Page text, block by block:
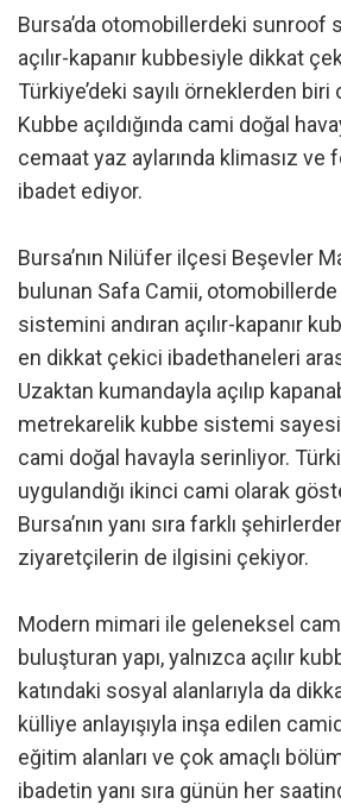
Bursa’da otomobillerdeki sunroof
açılır-kapanır kubbesiyle dikkat
Türkiye’deki sayılı örneklerden
Kubbe açıldığında cami doğal
cemaat yaz aylarında klimasız ve
ibadet ediyor.
Bursa’nın Nilüfer ilçesi Beşevler
bulunan Safa Camii,
sistemini andıran açılır-kapanır
en dikkat çekici ibadethaneleri
Uzaktan kumandayla açılıp
metrekarelik kubbe sistemi
cami doğal havayla serinliyor.
uygulandığı ikinci cami olarak
Bursa’nın yanı sıra farklı
ziyaretçilerin de ilgisini çekiyor.
Modern mimari ile geleneksel cami
buluşturan yapı, yalnızca açılır
katındaki sosyal alanlarıyla da
külliye anlayışıyla inşa edilen
eğitim alanları ve çok amaçlı
ibadetin yanı sıra günün her